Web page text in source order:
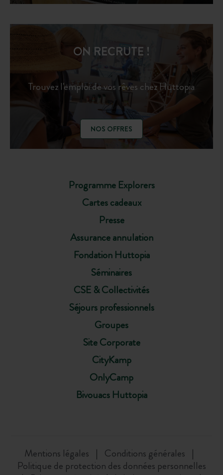
Programme Explorers
Cartes cadeaux
Presse
Assurance annulation
Fondation Huttopia
Séminaires
CSE & Collectivités
Séjours professionnels
Groupes
Site Corporate
CityKamp
OnlyCamp
Bivouacs Huttopia
ON RECRUTE !
Trouvez l'emploi de vos rêves chez Huttopia
NOS OFFRES
Mentions légales
Conditions générales
Politique de protection des données personnelles